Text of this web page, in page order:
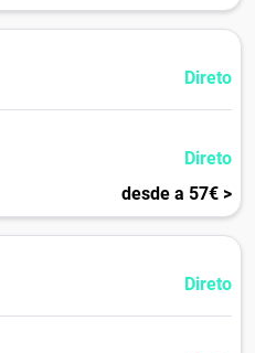
Direto
Direto
desde a 57€ >
Direto